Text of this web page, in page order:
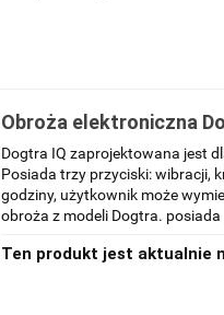
Obroża elektroniczna
od 3,5 kg zasięg 400
Dogtra IQ zaprojektowana jest
Posiada trzy przyciski: wibracji,
godziny, użytkownik może
obroża z modeli Dogtra.
Ten produkt jest aktualnie